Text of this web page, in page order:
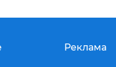
Реклама